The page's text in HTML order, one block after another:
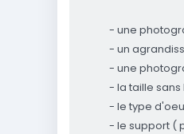
- une
- un
- une
- la taille
- le type
- le support (